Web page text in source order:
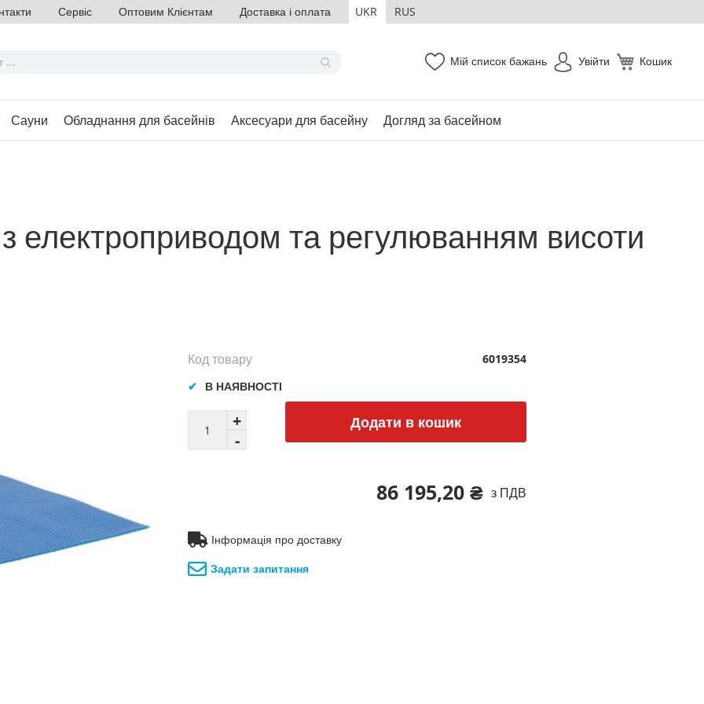
Сервіс Оптовим Клієнтам Доставка і оплата UKR RUS
Кошик
Мій список бажань Увійти
Сауни Обладнання для басейнів Аксесуари для басейну Догляд за басейном
електроприводом та регулюванням висоти
Додати в кошик
86 195,20 ₴ з ПДВ
В НАЯВНОСТІ
Код товару 6019354
Інформація про доставку
Задати запитання